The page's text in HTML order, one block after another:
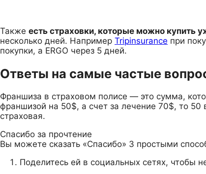
Также есть страховки, которые можно купить
несколько дней. Например Tripinsurance при
покупки, а ERGO через 5 дней.
Ответы на самые частые
Франшиза в страховом полисе — это сумма,
франшизой на 50$, а счет за лечение 70$, то
страховая.
Спасибо за прочтение
Вы можете сказать «Спасибо» 3 простыми
Поделитесь ей в социальных сетях, чтобы